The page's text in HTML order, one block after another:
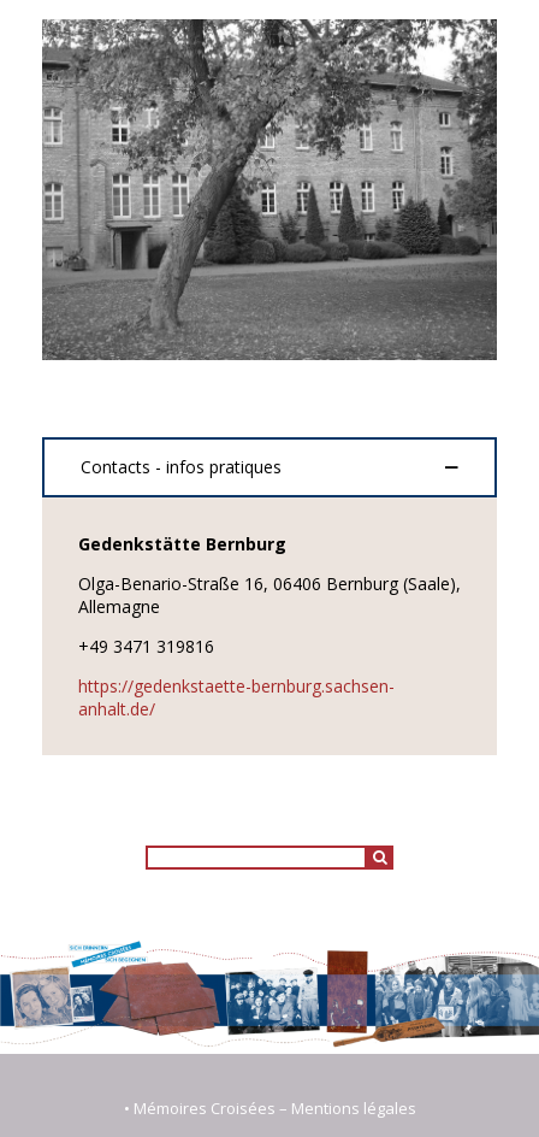
Contacts - infos pratiques
Gedenkstätte Bernburg
Olga-Benario-Straße 16, 06406 Bernburg (Saale),
Allemagne
+49 3471 319816
https://gedenkstaette-bernburg.sachsen-
anhalt.de/
Search
for:
Search
for:
• Mémoires Croisées – Mentions légales